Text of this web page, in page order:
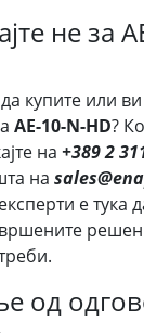
не за
купите или
AE-10-N-HD?
на +389 2
на
е тука
од